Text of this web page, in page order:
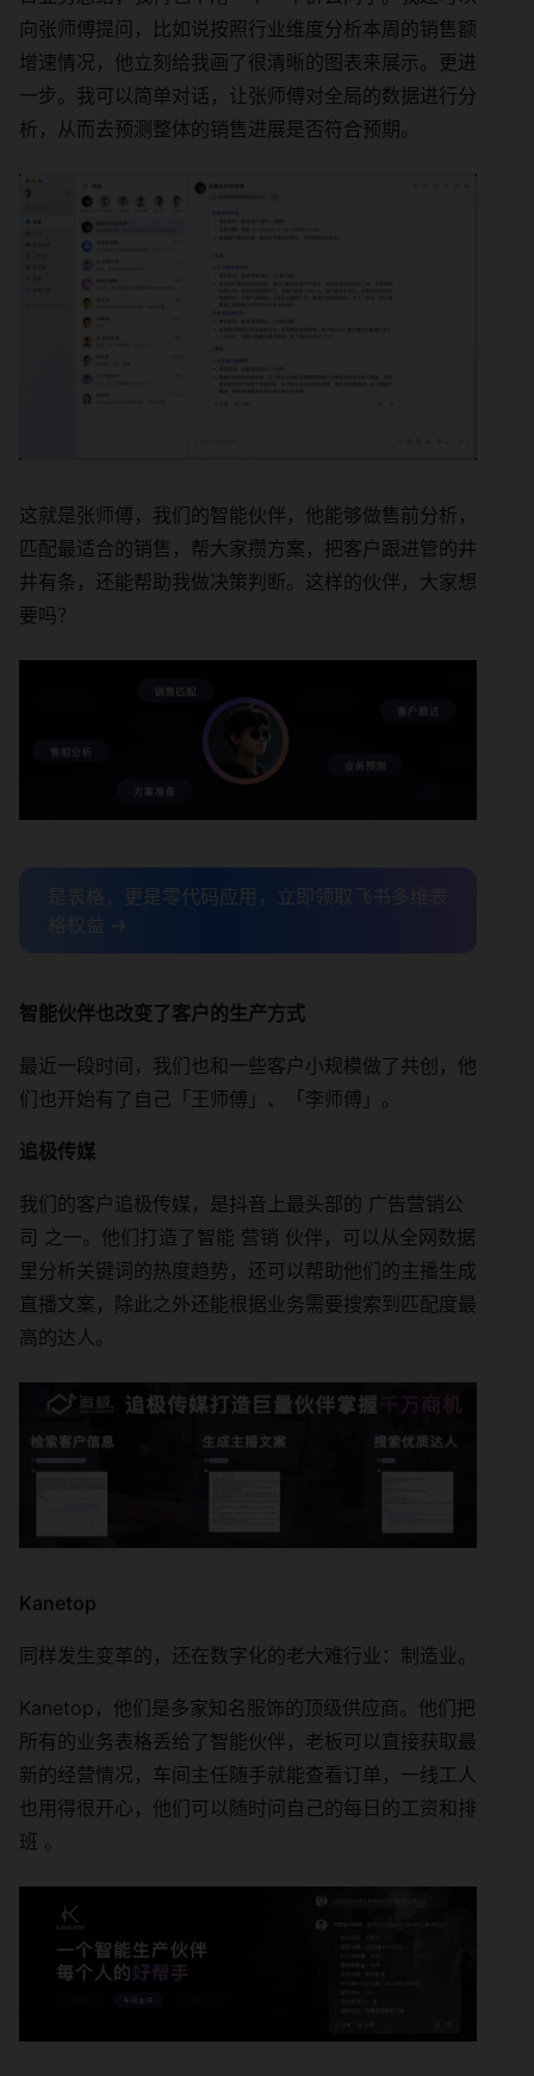
向张师傅提问，比如说按照行业维度分析本周的销售额
增速情况，他立刻给我画了很清晰的图表来展示。更进
一步。我可以简单对话，让张师傅对全局的数据进行分
析，从而去预测整体的销售进展是否符合预期。
这就是张师傅，我们的智能伙伴，他能够做售前分析，
匹配最适合的销售，帮大家攒方案，把客户跟进管的井
井有条，还能帮助我做决策判断。这样的伙伴，大家想
要吗？
是表格，更是零代码应用，立即领取飞书多维表
格权益 →
智能伙伴也改变了客户的生产方式
最近一段时间，我们也和一些客户小规模做了共创，他
们也开始有了自己「王师傅」、「李师傅」。
追极传媒
我们的客户追极传媒，是抖音上最头部的 广告营销公
司 之一。他们打造了智能 营销 伙伴，可以从全网数据
里分析关键词的热度趋势，还可以帮助他们的主播生成
直播文案，除此之外还能根据业务需要搜索到匹配度最
高的达人。
Kanetop
同样发生变革的，还在数字化的老大难行业：制造业。
Kanetop，他们是多家知名服饰的顶级供应商。他们把
所有的业务表格丢给了智能伙伴，老板可以直接获取最
新的经营情况，车间主任随手就能查看订单，一线工人
也用得很开心，他们可以随时问自己的每日的工资和排
班 。